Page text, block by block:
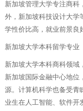
新加坡管理大学专注商科
外，新加坡科技设计大学
学性价比高，就业前景良
新加坡大学本科留学专业
新加坡大学本科商科领域
新加坡国际金融中心地位
源。计算机科学也备受青
业生在人工智能、软件开